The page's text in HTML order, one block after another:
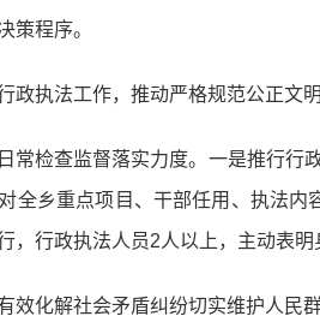
策程序。
政执法工作，推动严格规范公正文
常检查监督落实力度。一是推行行
全乡重点项目、干部任用、执法
，行政执法人员2人以上，主动表
效化解社会矛盾纠纷切实维护人民